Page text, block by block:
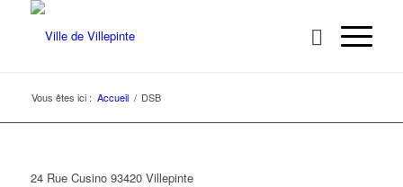
Vous êtes ici : Accueil / DSB
24 Rue Cusino 93420 Villepinte